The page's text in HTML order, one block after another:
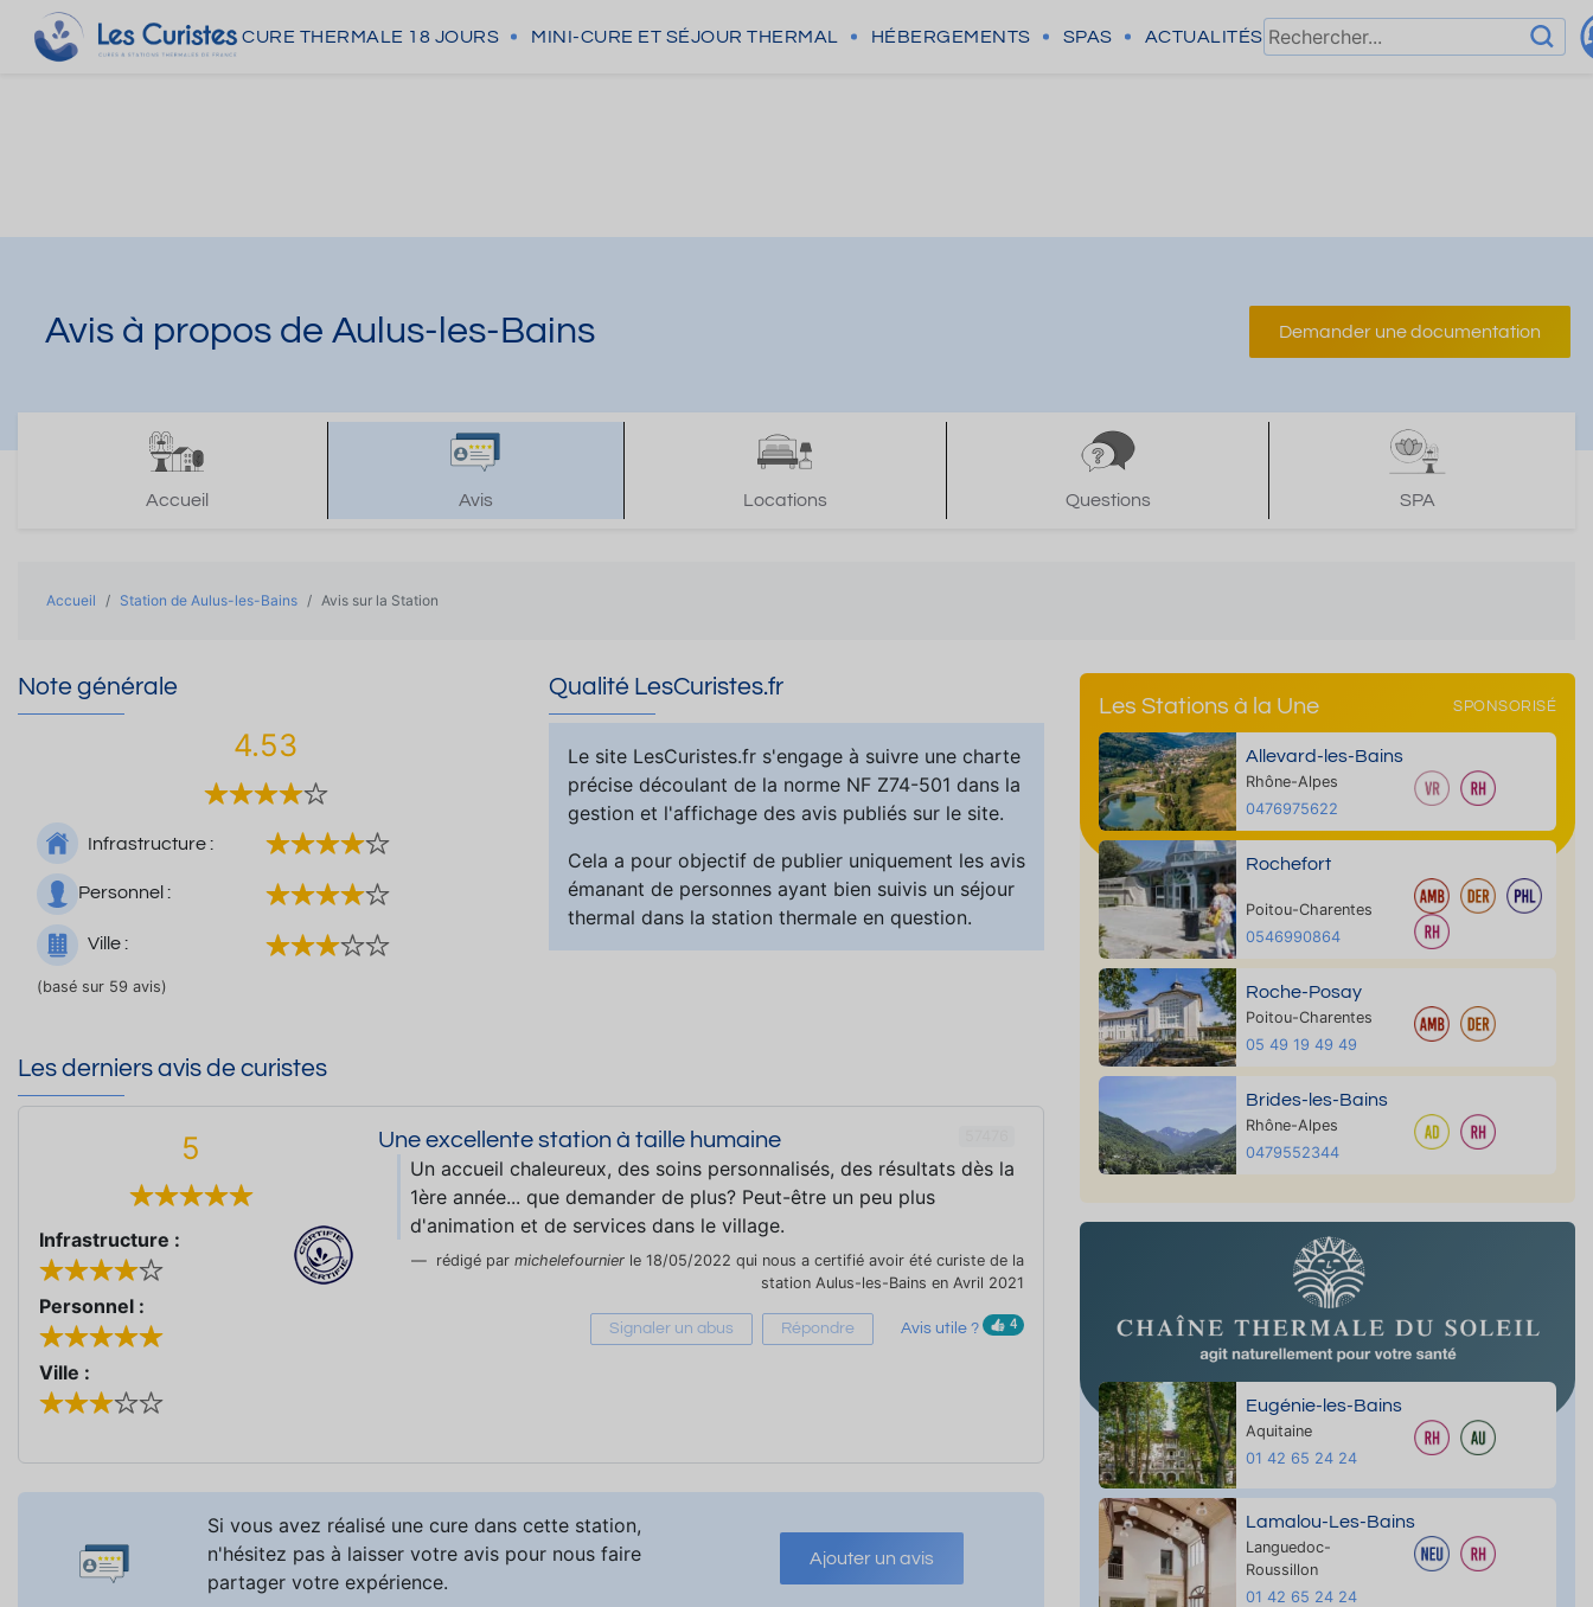
CURE THERMALE 18 JOURS MINI-CURE ET SÉJOUR THERMAL HÉBERGEMENTS SPAS ACTUALITÉS
Avis à propos de Aulus-les-Bains Demander une documentation
Accueil Avis Locations Questions SPA
Accueil Station de Aulus-les-Bains Avis sur la Station
Note générale
4.53
Infrastructure :
Personnel :
Ville :
(basé sur 59 avis)
Qualité LesCuristes.fr
Le site LesCuristes.fr s'engage à suivre une charte
précise découlant de la norme NF Z74-501 dans la
gestion et l'affichage des avis publiés sur le site.
Cela a pour objectif de publier uniquement les avis
émanant de personnes ayant bien suivis un séjour
thermal dans la station thermale en question.
Les derniers avis de curistes
5
Infrastructure :
Personnel :
Ville :
Une excellente station à taille humaine
Un accueil chaleureux, des soins personnalisés, des résultats dès la
1ère année... que demander de plus? Peut-être un peu plus
d'animation et de services dans le village.
rédigé par michelefournierle 18/05/2022 qui nous a certifié avoir été curiste de la
station Aulus-les-Bains en Avril 2021
Signaler un abus Répondre Avis utile ? 4
Si vous avez réalisé une cure dans cette station,
n'hésitez pas à laisser votre avis pour nous faire
partager votre expérience.
Ajouter un avis
Les Stations à la Une SPONSORISÉ
Allevard-les-Bains
Rhône-Alpes
0476975622
Rochefort
Poitou-Charentes
0546990864
Roche-Posay
Poitou-Charentes
05 49 19 49 49
Brides-les-Bains
Rhône-Alpes
0479552344
Eugénie-les-Bains
Aquitaine
01 42 65 24 24
Lamalou-Les-Bains
Languedoc-
Roussillon
01 42 65 24 24